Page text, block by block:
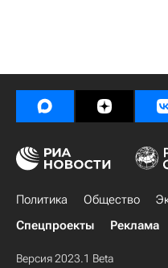
Политика Общество
Спецпроекты
Реклама
Версия 2023.1 Beta